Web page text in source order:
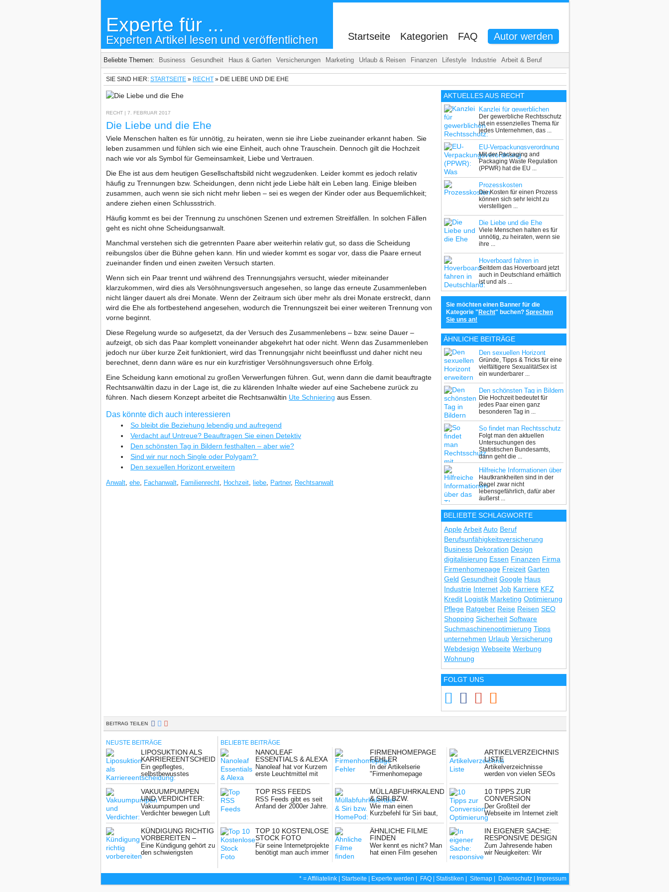
Experte für ...
Experten Artikel lesen und veröffentlichen Startseite Kategorien FAQ Autor werden
Beliebte Themen: Business Gesundheit Haus & Garten Versicherungen Marketing Urlaub & Reisen Finanzen Lifestyle Industrie Arbeit & Beruf
SIE SIND HIER: STARTSEITE » RECHT » DIE LIEBE UND DIE EHE
RECHT | 7. FEBRUAR 2017
Die Liebe und die Ehe
Viele Menschen halten es für unnötig, zu heiraten, wenn sie ihre Liebe zueinander erkannt haben. Sie
leben zusammen und fühlen sich wie eine Einheit, auch ohne Trauschein. Dennoch gilt die Hochzeit
nach wie vor als Symbol für Gemeinsamkeit, Liebe und Vertrauen.
Die Ehe ist aus dem heutigen Gesellschaftsbild nicht wegzudenken. Leider kommt es jedoch relativ
häufig zu Trennungen bzw. Scheidungen, denn nicht jede Liebe hält ein Leben lang. Einige bleiben
zusammen, auch wenn sie sich nicht mehr lieben – sei es wegen der Kinder oder aus Bequemlichkeit;
andere ziehen einen Schlussstrich.
Häufig kommt es bei der Trennung zu unschönen Szenen und extremen Streitfällen. In solchen Fällen
geht es nicht ohne Scheidungsanwalt.
Manchmal verstehen sich die getrennten Paare aber weiterhin relativ gut, so dass die Scheidung
reibungslos über die Bühne gehen kann. Hin und wieder kommt es sogar vor, dass die Paare erneut
zueinander finden und einen zweiten Versuch starten.
Wenn sich ein Paar trennt und während des Trennungsjahrs versucht, wieder miteinander
klarzukommen, wird dies als Versöhnungsversuch angesehen, so lange das erneute Zusammenleben
nicht länger dauert als drei Monate. Wenn der Zeitraum sich über mehr als drei Monate erstreckt, dann
wird die Ehe als fortbestehend angesehen, wodurch die Trennungszeit bei einer weiteren Trennung von
vorne beginnt.
Diese Regelung wurde so aufgesetzt, da der Versuch des Zusammenlebens – bzw. seine Dauer –
aufzeigt, ob sich das Paar komplett voneinander abgekehrt hat oder nicht. Wenn das Zusammenleben
jedoch nur über kurze Zeit funktioniert, wird das Trennungsjahr nicht beeinflusst und daher nicht neu
berechnet, denn dann wäre es nur ein kurzfristiger Versöhnungsversuch ohne Erfolg.
Eine Scheidung kann emotional zu großen Verwerfungen führen. Gut, wenn dann die damit beauftragte
Rechtsanwältin dazu in der Lage ist, die zu klärenden Inhalte wieder auf eine Sachebene zurück zu
führen. Nach diesem Konzept arbeitet die Rechtsanwältin Ute Schniering aus Essen.
Das könnte dich auch interessieren
So bleibt die Beziehung lebendig und aufregend
Verdacht auf Untreue? Beauftragen Sie einen Detektiv
Den schönsten Tag in Bildern festhalten – aber wie?
Sind wir nur noch Single oder Polygam?
Den sexuellen Horizont erweitern
Anwalt, ehe, Fachanwalt, Familienrecht, Hochzeit, liebe, Partner, Rechtsanwalt
AKTUELLES AUS RECHT
Kanzlei für gewerblichen
Rechtsschutz: Schutz für
Unternehmen und
Innovationen
Der gewerbliche Rechtsschutz
ist ein essenzielles Thema für
jedes Unternehmen, das ...
EU-Verpackungsverordnung
(PPWR): Was Unternehmen
jetzt wissen müssen
Mit der Packaging and
Packaging Waste Regulation
(PPWR) hat die EU ...
Prozesskosten
Die Kosten für einen Prozess
können sich sehr leicht zu
vierstelligen ...
Die Liebe und die Ehe
Viele Menschen halten es für
unnötig, zu heiraten, wenn sie
ihre ...
Hoverboard fahren in
Deutschland: Was ist
erlaubt?
Seitdem das Hoverboard jetzt
auch in Deutschland erhältlich
ist und als ...
Sie möchten einen Banner für die
Kategorie " Recht" buchen? Sprechen
Sie uns an!
ÄHNLICHE BEITRÄGE
Den sexuellen Horizont
erweitern
Gründe, Tipps & Tricks für eine
vielfältigere SexualitätSex ist
ein wunderbarer ...
Den schönsten Tag in Bildern
festhalten – aber wie?
Die Hochzeit bedeutet für
jedes Paar einen ganz
besonderen Tag in ...
So findet man Rechtsschutz
mit Eherecht
Folgt man den aktuellen
Untersuchungen des
Statistischen Bundesamts,
dann geht die ...
Hilfreiche Informationen über
das Thema Hautkrankheiten
Hautkrankheiten sind in der
Regel zwar nicht
lebensgefährlich, dafür aber
äußerst ...
BELIEBTE SCHLAGWORTE
AppleArbeitAuto Beruf
Berufsunfähigkeitsversicherung
Business Dekoration Design
digitalisierung Essen Finanzen Firma
Firmenhomepage Freizeit Garten
Geld Gesundheit Google Haus
Industrie Internet Job Karriere KFZ
Kredit Logistik Marketing Optimierung
Pflege Ratgeber Reise Reisen SEO
Shopping Sicherheit Software
Suchmaschinenoptimierung Tipps
unternehmen Urlaub Versicherung
Webdesign Webseite Werbung
Wohnung
FOLGT UNS
BEITRAG TEILEN
NEUSTE BEITRÄGE
LIPOSUKTION ALS
KARRIEREENTSCHEIDUNG:
WENN BEWERBER
ÄUSSERLICH Ü
BERZEUGEN W
Ein gepflegtes,
selbstbewusstes
Auftreten gilt in vielen
Berufsfeldern als ...
VAKUUMPUMPEN
UND VERDICHTER:
WAS IST DER
UNTERSCHIED?
Vakuumpumpen und
Verdichter bewegen Luft
KÜNDIGUNG RICHTIG
VORBEREITEN –
ENTSCHEIDUNGSHILFEN
FÜR ARBEITGEBER
Eine Kündigung gehört zu
den schwierigsten
Entscheidungen im
BELIEBTE BEITRÄGE
NANOLEAF
ESSENTIALS & ALEXA
Nanoleaf hat vor Kurzem
erste Leuchtmittel mit
TOP RSS FEEDS
RSS Feeds gibt es seit
Anfand der 2000er Jahre.
TOP 10 KOSTENLOSE
STOCK FOTO
ANBIETER
Für seine Internetprojekte
benötigt man auch immer
FIRMENHOMEPAGE
FEHLER
In der Artikelserie
"Firmenhomepage
Kleinigkeiten ...
MÜLLABFUHRKALENDER
& SIRI BZW.
HOMEPOD:
ALLGEMEINE
Wie man einen
Kurzbefehl für Siri baut,
ÄHNLICHE FILME
FINDEN
Wer kennt es nicht? Man
hat einen Film gesehen
ARTIKELVERZEICHNIS
LISTE
Artikelverzeichnisse
werden von vielen SEOs
Gerade ...
10 TIPPS ZUR
CONVERSION
OPTIMIERUNG TEIL 1
Der Großteil der
Webseite im Internet zielt
darauf ab, ...
IN EIGENER SACHE:
RESPONSIVE DESIGN
Zum Jahresende haben
wir Neuigkeiten: Wir
* = Affiliatelink | Startseite Experte werden FAQ Statistiken Sitemap Datenschutz | Impressum